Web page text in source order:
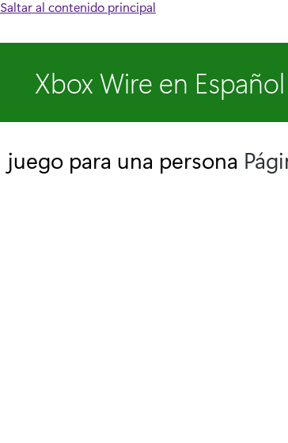
Saltar al contenido principal
Xbox Wire en Español
juego para una persona